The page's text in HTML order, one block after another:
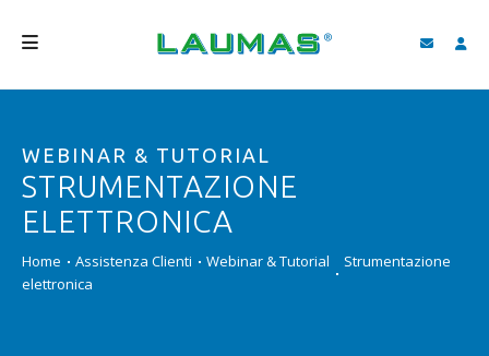
PRODOTTI
SERVIZI
VIDEO
WEBINAR & TUTORIAL
STRUMENTAZIONE
ELETTRONICA
Home Assistenza Clienti Webinar & Tutorial
Strumentazione
elettronica